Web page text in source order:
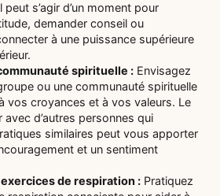
s’agir d’un moment pour
demander conseil ou
à une puissance supérieure
spirituelle : Envisagez
ou une communauté spirituelle
vos croyances et à vos valeurs. Le
avec d’autres personnes qui
similaires peut vous apporter
et un sentiment
de respiration : Pratiquez